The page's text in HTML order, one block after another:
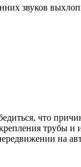
звуков
что
трубы и
на